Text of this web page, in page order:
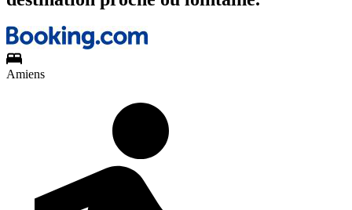
Amiens